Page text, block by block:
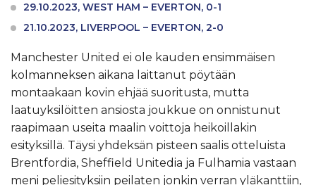
29.10.2023, WEST HAM – EVERTON, 0-1
21.10.2023, LIVERPOOL – EVERTON, 2-0
Manchester United ei ole kauden ensimmäisen
kolmanneksen aikana laittanut pöytään
montaakaan kovin ehjää suoritusta, mutta
laatuyksilöitten ansiosta joukkue on onnistunut
raapimaan useita maalin voittoja heikoillakin
esityksillä. Täysi yhdeksän pisteen saalis otteluista
Brentfordia, Sheffield Unitedia ja Fulhamia vastaan
meni peliesityksiin peilaten jonkin verran yläkanttiin,